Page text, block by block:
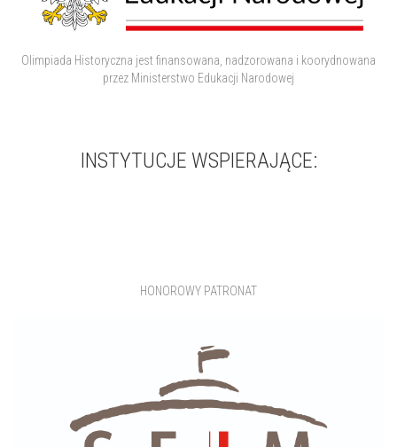
Olimpiada Historyczna jest finansowana, nadzorowana i koorydnowana
przez Ministerstwo Edukacji Narodowej
INSTYTUCJE WSPIERAJĄCE:
HONOROWY PATRONAT